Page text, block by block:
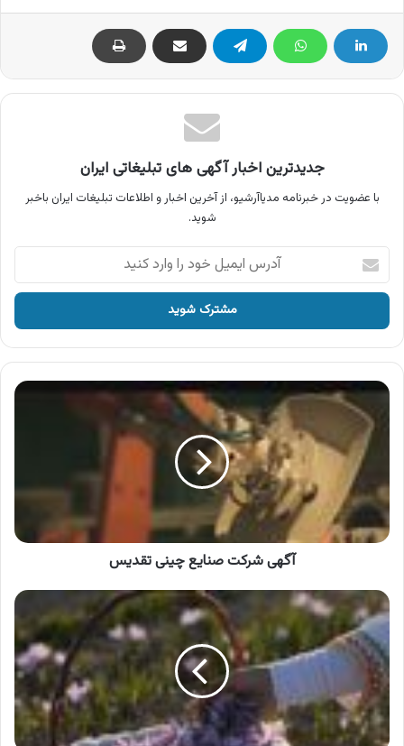
جدیدترین اخبار آگهی های تبلیغاتی ایران
با عضویت در خبرنامه مدیاآرشیو، از آخرین اخبار و اطلاعات تبلیغات ایران باخبر
شوید.
آدرس
ایمیل
خود
وارد
کنید
آگهی
شرکت
صنایع
چینی
تقدیس
آگهی شرکت صنایع چینی تقدیس
آگهی
زعفران
بهرامن
طلای
سرخ
ایران